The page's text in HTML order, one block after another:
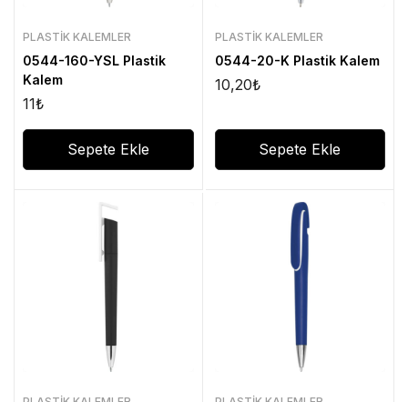
PLASTIK KALEMLER
0544-160-YSL Plastik
Kalem
11₺
Sepete Ekle
PLASTIK KALEMLER
0544-20-K Plastik Kalem
10,20₺
Sepete Ekle